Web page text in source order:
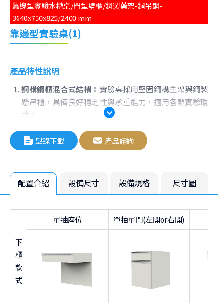
靠邊型實驗水槽桌/門型壁櫃/鋼製藥架-鋼吊鋼-
3640x750x825/2400 mm
靠邊型實驗桌(1)
產品特性說明
鋼構鋼櫃混合式結構： 實驗桌採用堅固鋼構主架與鋼製
懸吊櫃，具備良好穩定性與承重能力，適用各類實驗環
境。
開型設計，便於存取，整體為防鏽耐蝕烤漆鋼板製成。
中段搭配雙層藥品層架：藥架可調整高度，利於分類擺
右側配置實驗用水槽與滴水架：配備耐酸鹼PP水槽、
三口龍頭與滴水架，便於玻璃器皿清洗與瀝乾。
來可依實驗需求彈性更換為抽屜櫃、門櫃、座位空間或
開放區域。
實驗桌面材質高耐化學性：
實驗檯面材質（如環氧樹脂板、化學板等），方便清潔
維護。
整合電源配置：背板設有插座模組，便於儀器用電，提
型錄下載 產品諮詢
配置介紹 設備尺寸 設備規格 尺寸圖
下
櫃
款
式
單抽座位 單抽單門(左開or右開)